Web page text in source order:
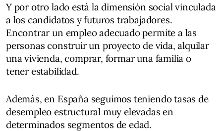
Y por otro lado está la dimensión social vinculada
a los candidatos y futuros trabajadores.
Encontrar un empleo adecuado permite a las
personas construir un proyecto de vida, alquilar
una vivienda, comprar, formar una familia o
tener estabilidad.
Además, en España seguimos teniendo tasas de
desempleo estructural muy elevadas en
determinados segmentos de edad.